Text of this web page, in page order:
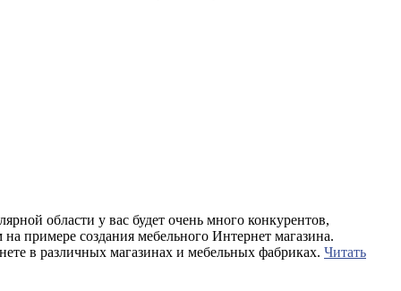
области у вас будет очень много конкурентов,
примере создания мебельного Интернет магазина.
в различных магазинах и мебельных фабриках. Читать